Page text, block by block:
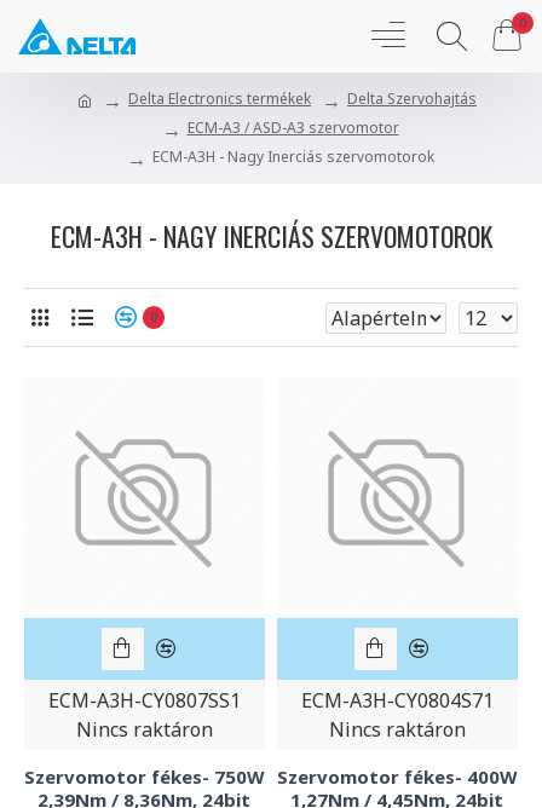
0
Delta Electronics termékek
Delta Szervohajtás
ECM-A3 / ASD-A3 szervomotor
ECM-A3H - Nagy Inerciás szervomotorok
ECM-A3H - NAGY INERCIÁS SZERVOMOTOROK
0
ECM-A3H-CY0807SS1
Nincs raktáron
Szervomotor fékes- 750W
2,39Nm / 8,36Nm, 24bit
ECM-A3H-CY0804S71
Nincs raktáron
Szervomotor fékes- 400W
1,27Nm / 4,45Nm, 24bit